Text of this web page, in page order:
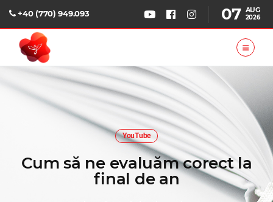
+40 (770) 949.093 07 AUG
2026
YouTube
Cum să ne evaluăm corect la
final de an